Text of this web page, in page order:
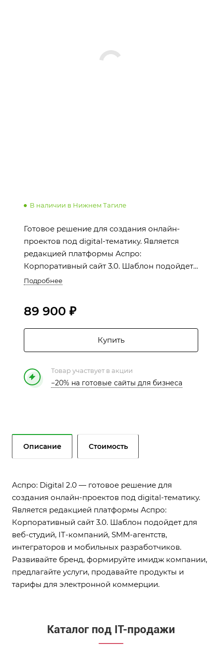
В наличии в Нижнем Тагиле
Готовое решение для создания онлайн-
проектов под digital-тематику. Является
редакцией платформы Аспро:
Корпоративный сайт 3.0. Шаблон подойдет
для веб-студий, IT-компаний, SMM-агентств,
Подробнее
89 900 ₽
Купить
Товар участвует в акции
−20% на готовые сайты для бизнеса
Описание Стоимость
Аспро: Digital 2.0 — готовое решение для
создания онлайн-проектов под digital-тематику.
Является редакцией платформы Аспро:
Корпоративный сайт 3.0. Шаблон подойдет для
веб-студий, IT-компаний, SMM-агентств,
интеграторов и мобильных разработчиков.
Развивайте бренд, формируйте имидж компании,
предлагайте услуги, продавайте продукты и
тарифы для электронной коммерции.